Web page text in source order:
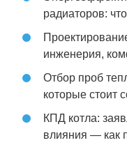
радиаторов:
инженерия,
Отбор проб
которые стоит
КПД котла:
влияния — как